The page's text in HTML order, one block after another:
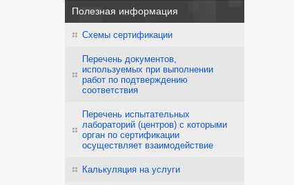
Полезная информация
Схемы сертификации
Перечень документов,
используемых при выполнении
работ по подтверждению
соответствия
Перечень испытательных
лабораторий (центров) с которыми
орган по сертификации
осуществляет взаимодействие
Калькуляция на услуги